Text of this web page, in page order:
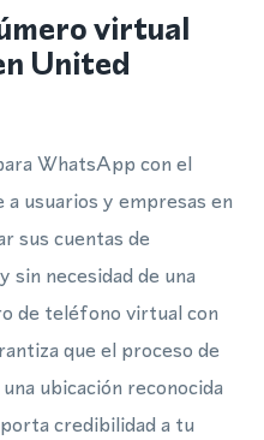
virtual
United
WhatsApp con el
usuarios y empresas en
sus cuentas de
necesidad de una
de teléfono virtual con
que el proceso de
ubicación reconocida
credibilidad a tu